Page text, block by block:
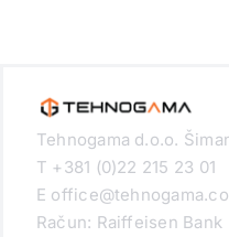
Tehnogama d.o.o.
T +381 (0)22 215 23 01
E
Račun: Raiffeisen Bank